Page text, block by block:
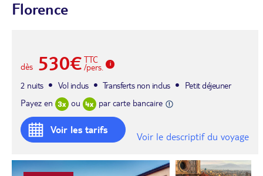
Florence
dès 530€ TTC
/pers.
2 nuits
Vol inclus Transferts non inclus
Petit déjeuner
Payez en
ou par carte bancaire
Voir les tarifs
Voir le descriptif du voyage